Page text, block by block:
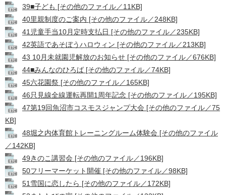
39■子ども [その他のファイル／11KB]
40里親制度のご案内 [その他のファイル／248KB]
41児童手当10月定時支払日 [その他のファイル／235KB]
42英語であそぼうハロウィン [その他のファイル／213KB]
43 10月未就園児解放のお知らせ [その他のファイル／676KB]
44■みんなのひろば [その他のファイル／74KB]
45六花園祭 [その他のファイル／165KB]
46只見線全線運転再開1周年記念 [その他のファイル／195KB]
47第19回魚沼市コスモスジャンプ大会 [その他のファイル／75
KB]
48堀之内体育館トレーニングルーム体験会 [その他のファイル
／142KB]
49きのこ講習会 [その他のファイル／196KB]
50フリーマーケット開催 [その他のファイル／98KB]
51雪国に恋したら [その他のファイル／172KB]